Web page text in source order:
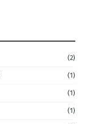
(2)
(1)
(1)
(1)